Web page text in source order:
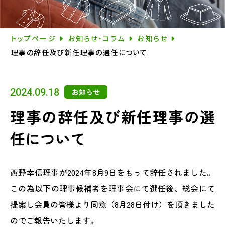
トップページ お知らせ・コラム
お知らせ
理事の辞任及び新任理事の選任について
2024.09.18 お知らせ
理事の辞任及び新任理事の選
任について
西野幸信理事が2024年8月9日をもって辞任されました。
この為以下の理事候補者を理事会にて選任後、総会にて
提案し会員の皆様より同意（8月28日付け）を頂きました
のでご報告いたします。